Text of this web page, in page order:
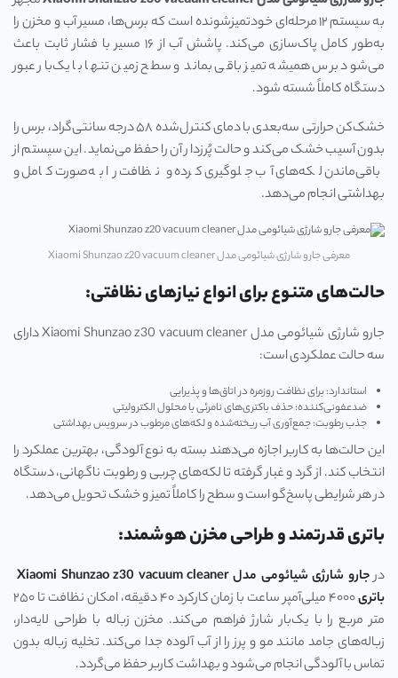
به سیستم ۱۲ مرحله‌ای خودتمیزشونده است که برس‌ها، مسیر آب و مخزن را
به‌طور کامل پاک‌سازی می‌کند. پاشش آب از ۱۶ مسیر با فشار ثابت باعث
می‌شود برس همیشه تمیز باقی بماند و سطح زمین تنها با یک‌بار عبور
دستگاه کاملاً شسته شود.
خشک‌کن حرارتی سه‌بعدی با دمای کنترل‌شده ۵۸ درجه سانتی‌گراد، برس را
بدون آسیب خشک می‌کند و حالت پُرزدار آن را حفظ می‌نماید. این سیستم از
باقی‌ماندن لکه‌های آب جلوگیری کرده و نظافت را به‌صورت کامل و
بهداشتی انجام می‌دهد.
معرفی جارو شارژی شیائومی مدل Xiaomi Shunzao z20 vacuum cleaner
حالت‌های متنوع برای انواع نیازهای نظافتی:
جارو شارژی شیائومی مدل Xiaomi Shunzao z30 vacuum cleaner دارای
سه حالت عملکردی است:
استاندارد: برای نظافت روزمره در اتاق‌ها و پذیرایی
ضدعفونی‌کننده: حذف باکتری‌های نامرئی با محلول الکترولیتی
جذب رطوبت: جمع‌آوری آب ریخته‌شده و لکه‌های مرطوب در سرویس بهداشتی
این حالت‌ها به کاربر اجازه می‌دهند بسته به نوع آلودگی، بهترین عملکرد را
انتخاب کند. از گرد و غبار گرفته تا لکه‌های چربی و رطوبت ناگهانی، دستگاه
در هر شرایطی پاسخ‌گو است و سطح را کاملاً تمیز و خشک تحویل می‌دهد.
باتری قدرتمند و طراحی مخزن هوشمند:
در جارو شارژی شیائومی مدل Xiaomi Shunzao z30 vacuum cleaner
باتری
۴۰۰۰ میلی‌آمپر ساعت با زمان کارکرد ۴۰ دقیقه، امکان نظافت تا ۲۵۰
متر مربع را با یک‌بار شارژ فراهم می‌کند. مخزن زباله با طراحی لایه‌دار،
زباله‌های جامد مانند مو و پرز را از آب آلوده جدا می‌کند. تخلیه زباله بدون
تماس با آلودگی انجام می‌شود و بهداشت کاربر حفظ می‌گردد.